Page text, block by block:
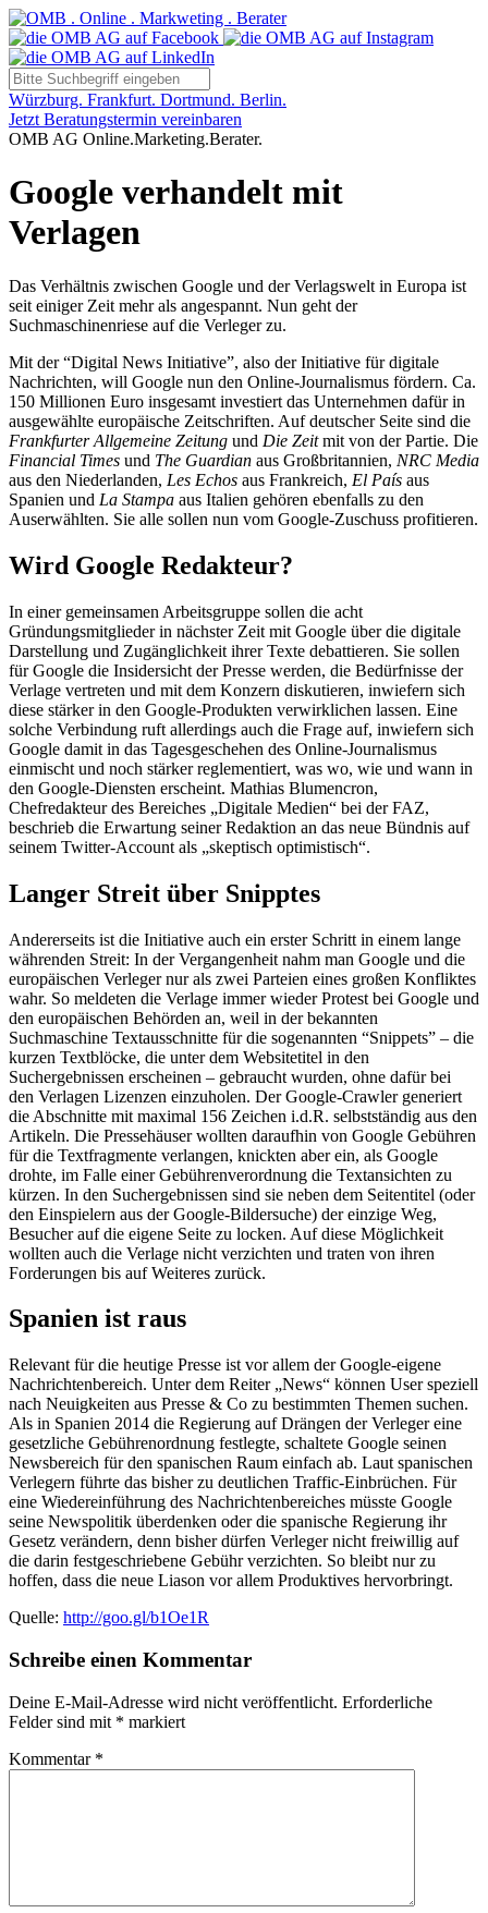
Würzburg. Frankfurt. Dortmund. Berlin.
Jetzt Beratungstermin vereinbaren
OMB AG Online.Marketing.Berater.
Google verhandelt mit
Verlagen
Das Verhältnis zwischen Google und der Verlagswelt in Europa ist
seit einiger Zeit mehr als angespannt. Nun geht der
Suchmaschinenriese auf die Verleger zu.
Mit der “Digital News Initiative”, also der Initiative für digitale
Nachrichten, will Google nun den Online-Journalismus fördern. Ca.
150 Millionen Euro insgesamt investiert das Unternehmen dafür in
ausgewählte europäische Zeitschriften. Auf deutscher Seite sind die
Frankfurter Allgemeine Zeitung und Die Zeitmit von der Partie. Die
Financial Times und The Guardian aus Großbritannien, NRC Media
aus den Niederlanden, Les Echos aus Frankreich, El País aus
Spanien und La Stampa aus Italien gehören ebenfalls zu den
Auserwählten. Sie alle sollen nun vom Google-Zuschuss profitieren.
Wird Google Redakteur?
In einer gemeinsamen Arbeitsgruppe sollen die acht
Gründungsmitglieder in nächster Zeit mit Google über die digitale
Darstellung und Zugänglichkeit ihrer Texte debattieren. Sie sollen
für Google die Insidersicht der Presse werden, die Bedürfnisse der
Verlage vertreten und mit dem Konzern diskutieren, inwiefern sich
diese stärker in den Google-Produkten verwirklichen lassen. Eine
solche Verbindung ruft allerdings auch die Frage auf, inwiefern sich
Google damit in das Tagesgeschehen des Online-Journalismus
einmischt und noch stärker reglementiert, was wo, wie und wann in
den Google-Diensten erscheint. Mathias Blumencron,
Chefredakteur des Bereiches „Digitale Medien“ bei der FAZ,
beschrieb die Erwartung seiner Redaktion an das neue Bündnis auf
seinem Twitter-Account als „skeptisch optimistisch“.
Langer Streit über Snipptes
Andererseits ist die Initiative auch ein erster Schritt in einem lange
währenden Streit: In der Vergangenheit nahm man Google und die
europäischen Verleger nur als zwei Parteien eines großen Konfliktes
wahr. So meldeten die Verlage immer wieder Protest bei Google und
den europäischen Behörden an, weil in der bekannten
Suchmaschine Textausschnitte für die sogenannten “Snippets” – die
kurzen Textblöcke, die unter dem Websitetitel in den
Suchergebnissen erscheinen – gebraucht wurden, ohne dafür bei
den Verlagen Lizenzen einzuholen. Der Google-Crawler generiert
die Abschnitte mit maximal 156 Zeichen i.d.R. selbstständig aus den
Artikeln. Die Pressehäuser wollten daraufhin von Google Gebühren
für die Textfragmente verlangen, knickten aber ein, als Google
drohte, im Falle einer Gebührenverordnung die Textansichten zu
kürzen. In den Suchergebnissen sind sie neben dem Seitentitel (oder
den Einspielern aus der Google-Bildersuche) der einzige Weg,
Besucher auf die eigene Seite zu locken. Auf diese Möglichkeit
wollten auch die Verlage nicht verzichten und traten von ihren
Forderungen bis auf Weiteres zurück.
Spanien ist raus
Relevant für die heutige Presse ist vor allem der Google-eigene
Nachrichtenbereich. Unter dem Reiter „News“ können User speziell
nach Neuigkeiten aus Presse & Co zu bestimmten Themen suchen.
Als in Spanien 2014 die Regierung auf Drängen der Verleger eine
gesetzliche Gebührenordnung festlegte, schaltete Google seinen
Newsbereich für den spanischen Raum einfach ab. Laut spanischen
Verlegern führte das bisher zu deutlichen Traffic-Einbrüchen. Für
eine Wiedereinführung des Nachrichtenbereiches müsste Google
seine Newspolitik überdenken oder die spanische Regierung ihr
Gesetz verändern, denn bisher dürfen Verleger nicht freiwillig auf
die darin festgeschriebene Gebühr verzichten. So bleibt nur zu
hoffen, dass die neue Liason vor allem Produktives hervorbringt.
Quelle: http://goo.gl/b1Oe1R
Schreibe einen Kommentar
Deine E-Mail-Adresse wird nicht veröffentlicht. Erforderliche
Felder sind mit * markiert
Kommentar *